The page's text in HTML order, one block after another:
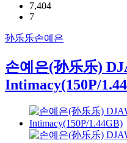
7,404
7
孙乐乐손예은
손예은(孙乐乐)
Intimacy(150P/